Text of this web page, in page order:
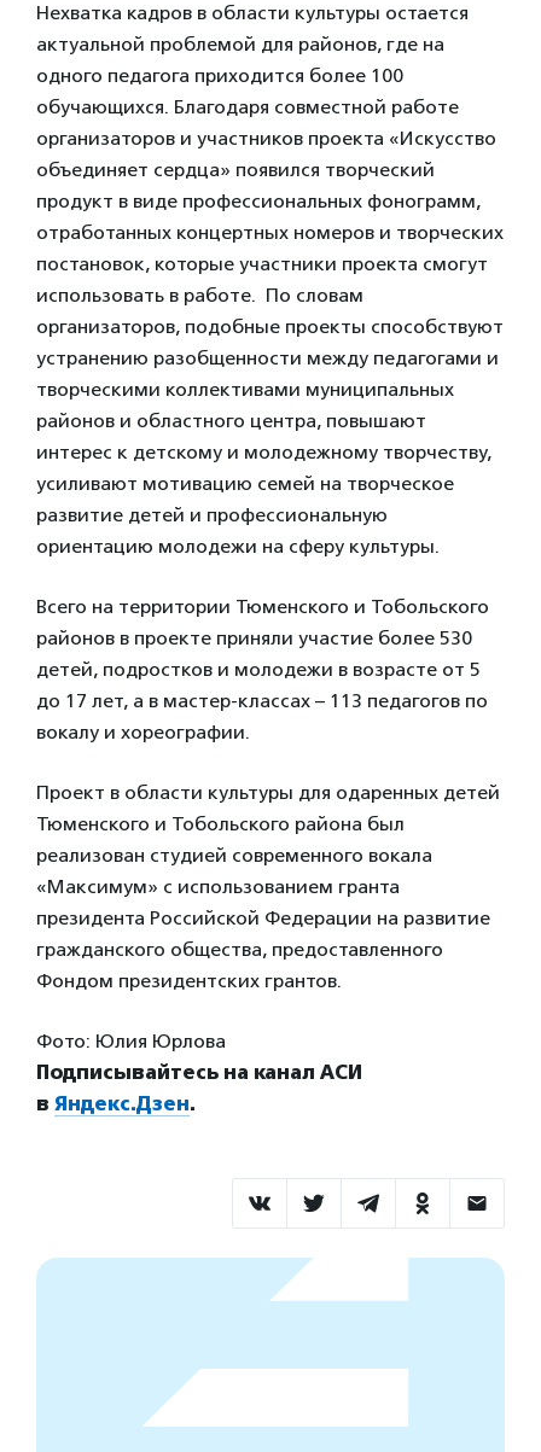
Нехватка кадров в области культуры остается
актуальной проблемой для районов, где на
одного педагога приходится более 100
обучающихся. Благодаря совместной работе
организаторов и участников проекта «Искусство
объединяет сердца» появился творческий
продукт в виде профессиональных фонограмм,
отработанных концертных номеров и творческих
постановок, которые участники проекта смогут
использовать в работе. По словам
организаторов, подобные проекты способствуют
устранению разобщенности между педагогами и
творческими коллективами муниципальных
районов и областного центра, повышают
интерес к детскому и молодежному творчеству,
усиливают мотивацию семей на творческое
развитие детей и профессиональную
ориентацию молодежи на сферу культуры.
Всего на территории Тюменского и Тобольского
районов в проекте приняли участие более 530
детей, подростков и молодежи в возрасте от 5
до 17 лет, а в мастер-классах – 113 педагогов по
вокалу и хореографии.
Проект в области культуры для одаренных детей
Тюменского и Тобольского района был
реализован студией современного вокала
«Максимум» с использованием гранта
президента Российской Федерации на развитие
гражданского общества, предоставленного
Фондом президентских грантов.
Фото: Юлия Юрлова
Подписывайтесь на канал АСИ
в Яндекс.Дзен.